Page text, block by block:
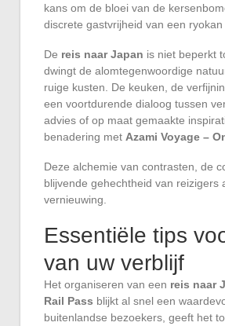
kans om de bloei van de
discrete gastvrijheid van een ryokan
De reis naar Japan is niet beperkt
dwingt de alomtegenwoordige
ruige kusten. De keuken, de
een voortdurende dialoog tussen
advies of op maat gemaakte
benadering met Azami Voyage –
Deze alchemie van contrasten, de
blijvende gehechtheid van
vernieuwing.
Essentiële tips
van uw verblijf
Het organiseren van een reis naar
Rail Pass blijkt al snel een
buitenlandse bezoekers, geeft het